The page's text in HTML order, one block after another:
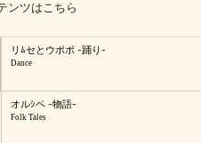
ンツはこちら
リﾑセとウポポ -踊り-
Dance
オルｼペ -物語-
Folk Tales